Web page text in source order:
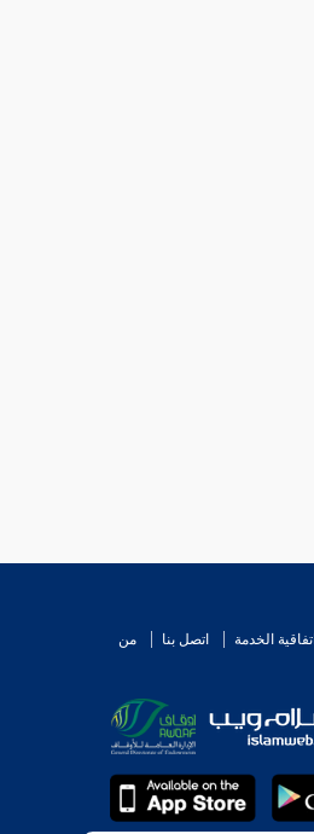
اتفاقية الخدمة اتصل بنا
من